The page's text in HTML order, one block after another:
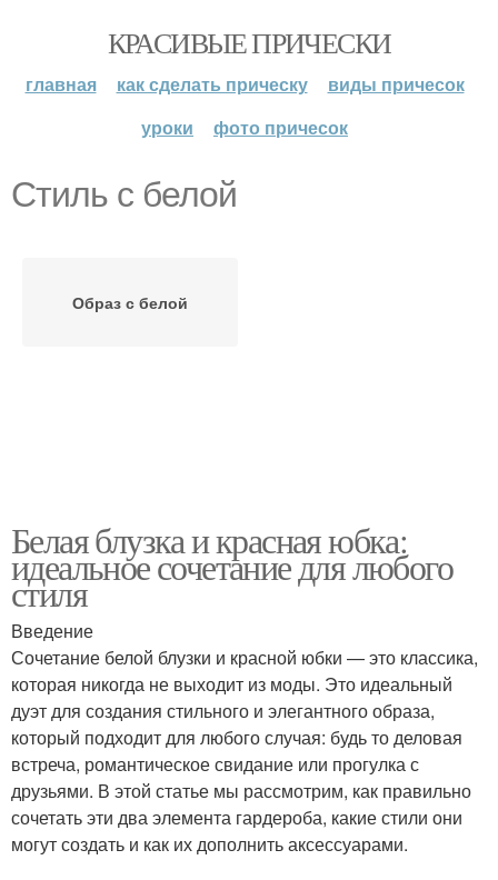
КРАСИВЫЕ ПРИЧЕСКИ
главная как сделать прическу
виды причесок
уроки
фото причесок
Стиль с белой
Образ с белой
Белая блузка и красная юбка:
идеальное сочетание для любого
стиля
Введение
Сочетание белой блузки и красной юбки — это классика,
которая никогда не выходит из моды. Это идеальный
дуэт для создания стильного и элегантного образа,
который подходит для любого случая: будь то деловая
встреча, романтическое свидание или прогулка с
друзьями. В этой статье мы рассмотрим, как правильно
сочетать эти два элемента гардероба, какие стили они
могут создать и как их дополнить аксессуарами.